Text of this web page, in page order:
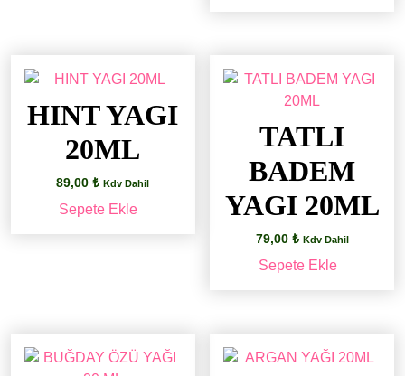
HINT YAGI
20ML
89,00₺ Kdv Dahil
Sepete Ekle
TATLI
BADEM
YAGI 20ML
79,00 ₺ Kdv Dahil
Sepete Ekle